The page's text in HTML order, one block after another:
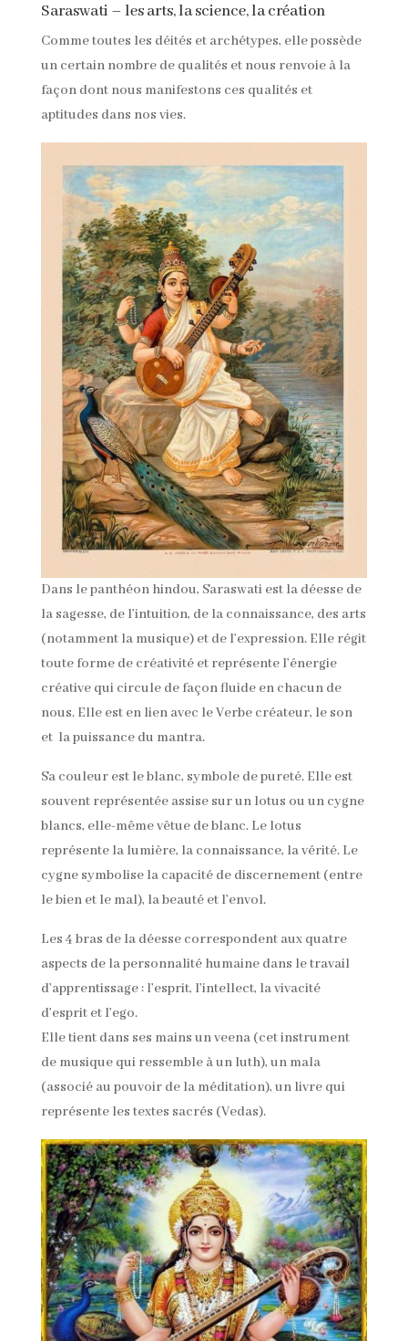
Saraswati – les arts, la science, la création
Comme toutes les déités et archétypes, elle possède
un certain nombre de qualités et nous renvoie à la
façon dont nous manifestons ces qualités et
aptitudes dans nos vies.
Dans le panthéon hindou, Saraswati est la déesse de
la sagesse, de l’intuition, de la connaissance, des arts
(notamment la musique) et de l’expression. Elle régit
toute forme de créativité et représente l’énergie
créative qui circule de façon fluide en chacun de
nous. Elle est en lien avec le Verbe créateur, le son
et la puissance du mantra.
Sa couleur est le blanc, symbole de pureté. Elle est
souvent représentée assise sur un lotus ou un cygne
blancs, elle-même vêtue de blanc. Le lotus
représente la lumière, la connaissance, la vérité. Le
cygne symbolise la capacité de discernement (entre
le bien et le mal), la beauté et l’envol.
Les 4 bras de la déesse correspondent aux quatre
aspects de la personnalité humaine dans le travail
d’apprentissage : l’esprit, l’intellect, la vivacité
d’esprit et l’ego.
Elle tient dans ses mains un veena (cet instrument
de musique qui ressemble à un luth), un mala
(associé au pouvoir de la méditation), un livre qui
représente les textes sacrés (Vedas).